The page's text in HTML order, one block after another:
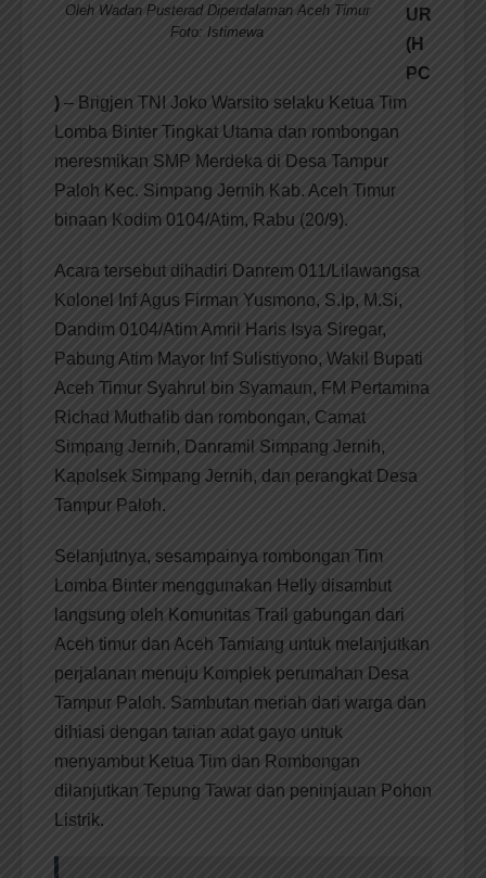
Oleh Wadan Pusterad Diperdalaman Aceh Timur
Foto: Istimewa
UR
(H
PC
) – Brigjen TNI Joko Warsito selaku Ketua Tim
Lomba Binter Tingkat Utama dan rombongan
meresmikan SMP Merdeka di Desa Tampur
Paloh Kec. Simpang Jernih Kab. Aceh Timur
binaan Kodim 0104/Atim, Rabu (20/9).
Acara tersebut dihadiri Danrem 011/Lilawangsa
Kolonel Inf Agus Firman Yusmono, S.Ip, M.Si,
Dandim 0104/Atim Amril Haris Isya Siregar,
Pabung Atim Mayor Inf Sulistiyono, Wakil Bupati
Aceh Timur Syahrul bin Syamaun, FM Pertamina
Richad Muthalib dan rombongan, Camat
Simpang Jernih, Danramil Simpang Jernih,
Kapolsek Simpang Jernih, dan perangkat Desa
Tampur Paloh.
Selanjutnya, sesampainya rombongan Tim
Lomba Binter menggunakan Helly disambut
langsung oleh Komunitas Trail gabungan dari
Aceh timur dan Aceh Tamiang untuk melanjutkan
perjalanan menuju Komplek perumahan Desa
Tampur Paloh. Sambutan meriah dari warga dan
dihiasi dengan tarian adat gayo untuk
menyambut Ketua Tim dan Rombongan
dilanjutkan Tepung Tawar dan peninjauan Pohon
Listrik.